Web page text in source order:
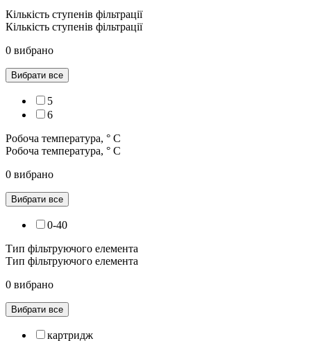
Кількість ступенів фільтрації
Кількість ступенів фільтрації
0 вибрано
Вибрати все
5
6
Робоча температура, ° С
Робоча температура, ° С
0 вибрано
Вибрати все
0-40
Тип фільтруючого елемента
Тип фільтруючого елемента
0 вибрано
Вибрати все
картридж